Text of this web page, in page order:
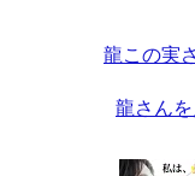
龍この実
龍さん